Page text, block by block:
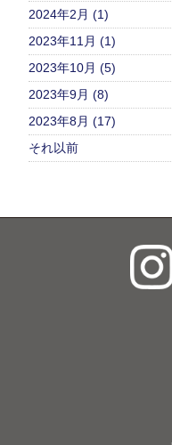
2024年2月 (1)
2023年11月 (1)
2023年10月 (5)
2023年9月 (8)
2023年8月 (17)
それ以前